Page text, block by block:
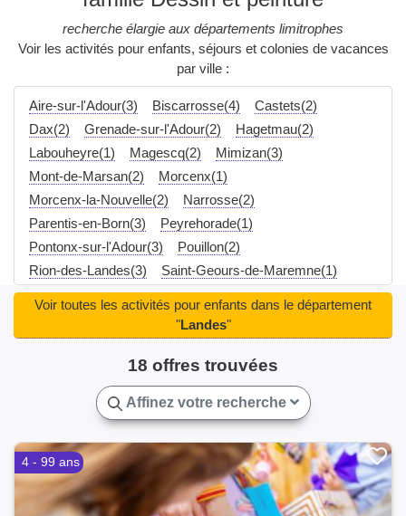
recherche élargie aux départements limitrophes
Voir les activités pour enfants, séjours et colonies de vacances
par ville :
Aire-sur-l'Adour(3) Biscarrosse(4)
Castets(2)
Dax(2)
Grenade-sur-l'Adour(2)
Hagetmau(2)
Labouheyre(1)
Magescq(2)
Mimizan(3)
Mont-de-Marsan(2)
Morcenx(1)
Morcenx-la-Nouvelle(2)
Narrosse(2)
Parentis-en-Born(3)
Peyrehorade(1)
Pontonx-sur-l'Adour(3)
Pouillon(2)
Rion-des-Landes(3)
Saint-Geours-de-Maremne(1)
Saint-Paul-lès-Dax(2)
Saint-Pierre-du-Mont(2)
Saint-Vincent-de-Paul(2)
Sanguinet(3)
Tarnos(2)
Tartas(3)
Villeneuve-de-Marsan(2)
Ychoux(3)
18 offres trouvées
Voir toutes les activités pour enfants dans le département
"Landes"
Affinez votre recherche
4 - 99 ans